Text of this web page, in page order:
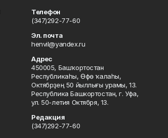
Телефон
(347)292-77-60
Эл. почта
henvil@yandex.ru
Адрес
450005, Башҡортостан
Республикаһы, Өфө ҡалаһы,
Октябрҙең 50 йыллығы урамы, 13.
Республика Башкортостан, г. Уфа,
ул. 50-летия Октября, 13.
Редакция
(347)292-77-60